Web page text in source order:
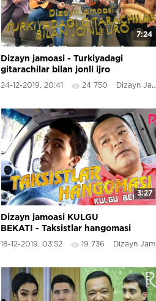
7:24
Dizayn jamoasi - Turkiyadagi
gitarachilar bilan jonli ijro
2019
24-12-2019, 20:41 24 750 Dizayn Jamoasi
3:27
Dizayn jamoasi KULGU
BEKATI - Taksistlar hangomasi
18-12-2019, 03:52 19 736 Dizayn Jamoasi